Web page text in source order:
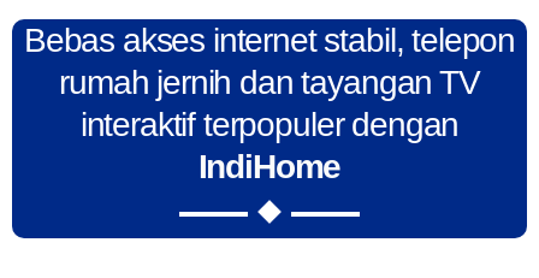
Bebas akses internet stabil, telepon
rumah jernih dan tayangan TV
interaktif terpopuler dengan
IndiHome